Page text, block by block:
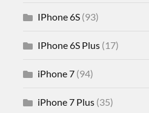
IPhone 6S (93)
IPhone 6S Plus (17)
iPhone 7 (94)
iPhone 7 Plus (35)